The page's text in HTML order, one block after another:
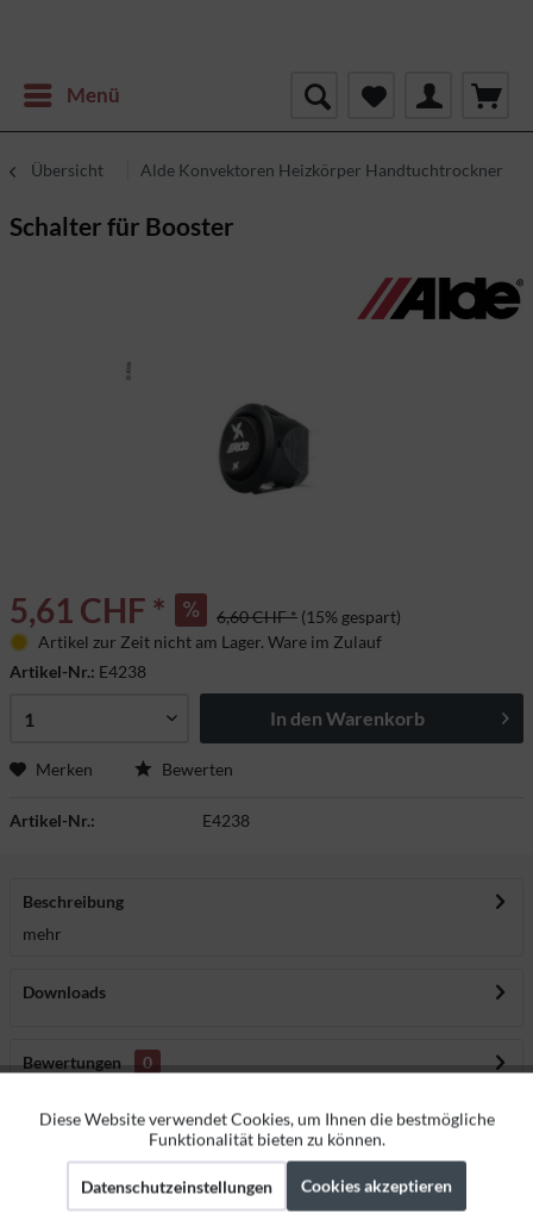
Menü
Übersicht Alde Konvektoren Heizkörper Handtuchtrockner
Schalter für Booster
5,61 CHF * 6,60 CHF * (15% gespart)
Artikel zur Zeit nicht am Lager. Ware im Zulauf
Artikel-Nr.: E4238
In den Warenkorb
Merken Bewerten
Artikel-Nr.: E4238
Beschreibung
mehr
Downloads
Bewertungen
0
Herstellerangaben
Funktionale Aktiv
Marketing Aktiv
Diese Website verwendet Cookies, um Ihnen die bestmögliche
Funktionalität bieten zu können.
Datenschutzeinstellungen Cookies akzeptieren